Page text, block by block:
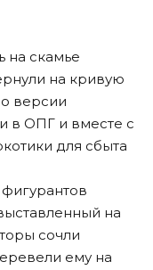
на скамье
на кривую
версии
в ОПГ и вместе с
для сбыта
на
сочли
ему на